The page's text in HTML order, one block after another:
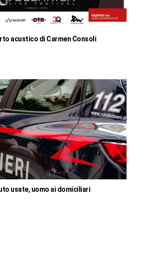
acustico di Carmen Consoli
usate, uomo ai domiciliari